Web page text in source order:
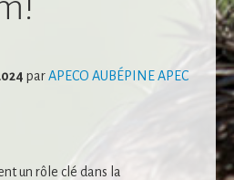
parAPECO AUBÉPINE APEC
un rôle clé dans la